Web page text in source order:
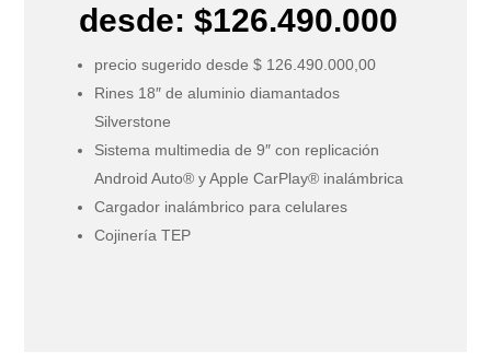
desde: $126.490.000
precio sugerido desde $ 126.490.000,00
Rines 18″ de aluminio diamantados
Silverstone
Sistema multimedia de 9″ con replicación
Android Auto® y Apple CarPlay® inalámbrica
Cargador inalámbrico para celulares
Cojinería TEP